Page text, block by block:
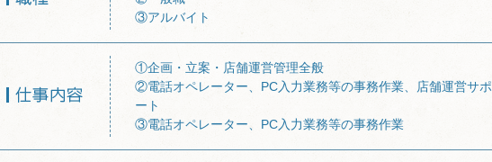
③アルバイト
①企画・立案・店舗運営管理全般
②電話オペレーター、PC入力業務等の事務作業、店舗運営サポ
ート
③電話オペレーター、PC入力業務等の事務作業